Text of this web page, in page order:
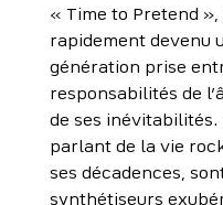
« Time to Pretend
rapidement devenu
génération prise
responsabilités de
de ses inévitabilités.
parlant de la vie
ses décadences,
synthétiseurs